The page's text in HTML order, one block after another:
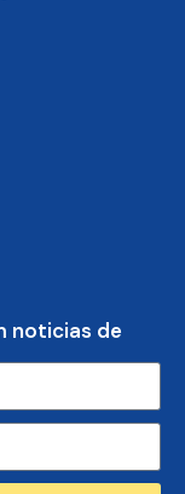
noticias de